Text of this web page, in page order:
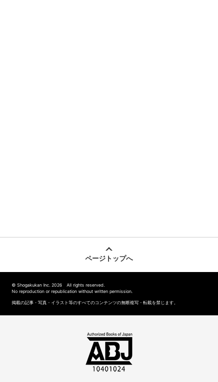
ページトップへ
© Shogakukan Inc. 2026 All rights reserved.
No reproduction or republication without written permission.
掲載の記事・写真・イラスト等のすべてのコンテンツの無断複写・転載を禁じます。